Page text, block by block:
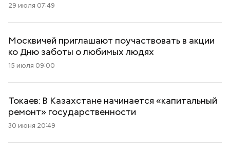
29 июля 07:49
Москвичей приглашают поучаствовать в акции
ко Дню заботы о любимых людях
15 июля 09:00
Токаев: В Казахстане начинается «капитальный
ремонт» государственности
30 июня 20:49